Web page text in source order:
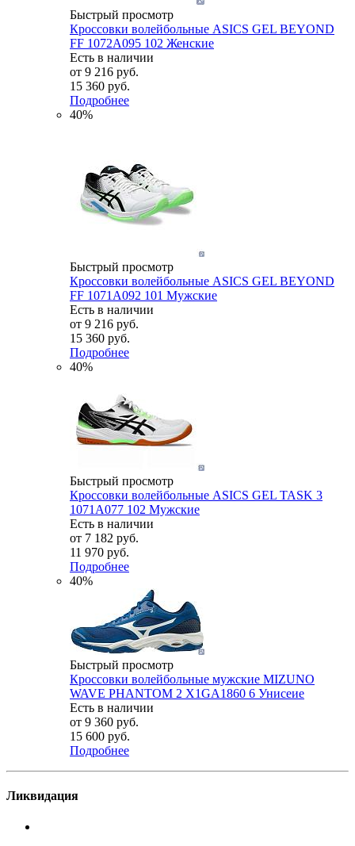
Быстрый просмотр
Кроссовки волейбольные ASICS GEL BEYOND
FF 1072A095 102 Женские
Есть в наличии
от 9 216 руб.
15 360 руб.
Подробнее
40%
Быстрый просмотр
Кроссовки волейбольные ASICS GEL BEYOND
FF 1071A092 101 Мужские
Есть в наличии
от 9 216 руб.
15 360 руб.
Подробнее
40%
Быстрый просмотр
Кроссовки волейбольные ASICS GEL TASK 3
1071A077 102 Мужские
Есть в наличии
от 7 182 руб.
11 970 руб.
Подробнее
40%
Быстрый просмотр
Кроссовки волейбольные мужские MIZUNO
WAVE PHANTOM 2 X1GA1860 6 Унисеие
Есть в наличии
от 9 360 руб.
15 600 руб.
Подробнее
Ликвидация